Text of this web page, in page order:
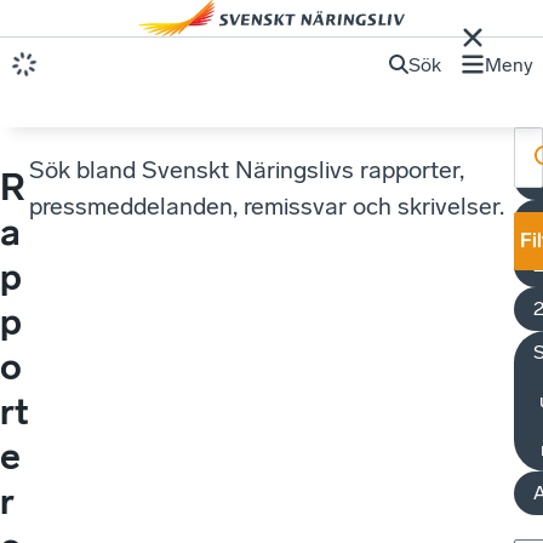
Sök Meny
R
a
p
p
o
rt
e
r
Sök bland Svenskt Näringslivs rapporter,
pressmeddelanden, remissvar och skrivelser.